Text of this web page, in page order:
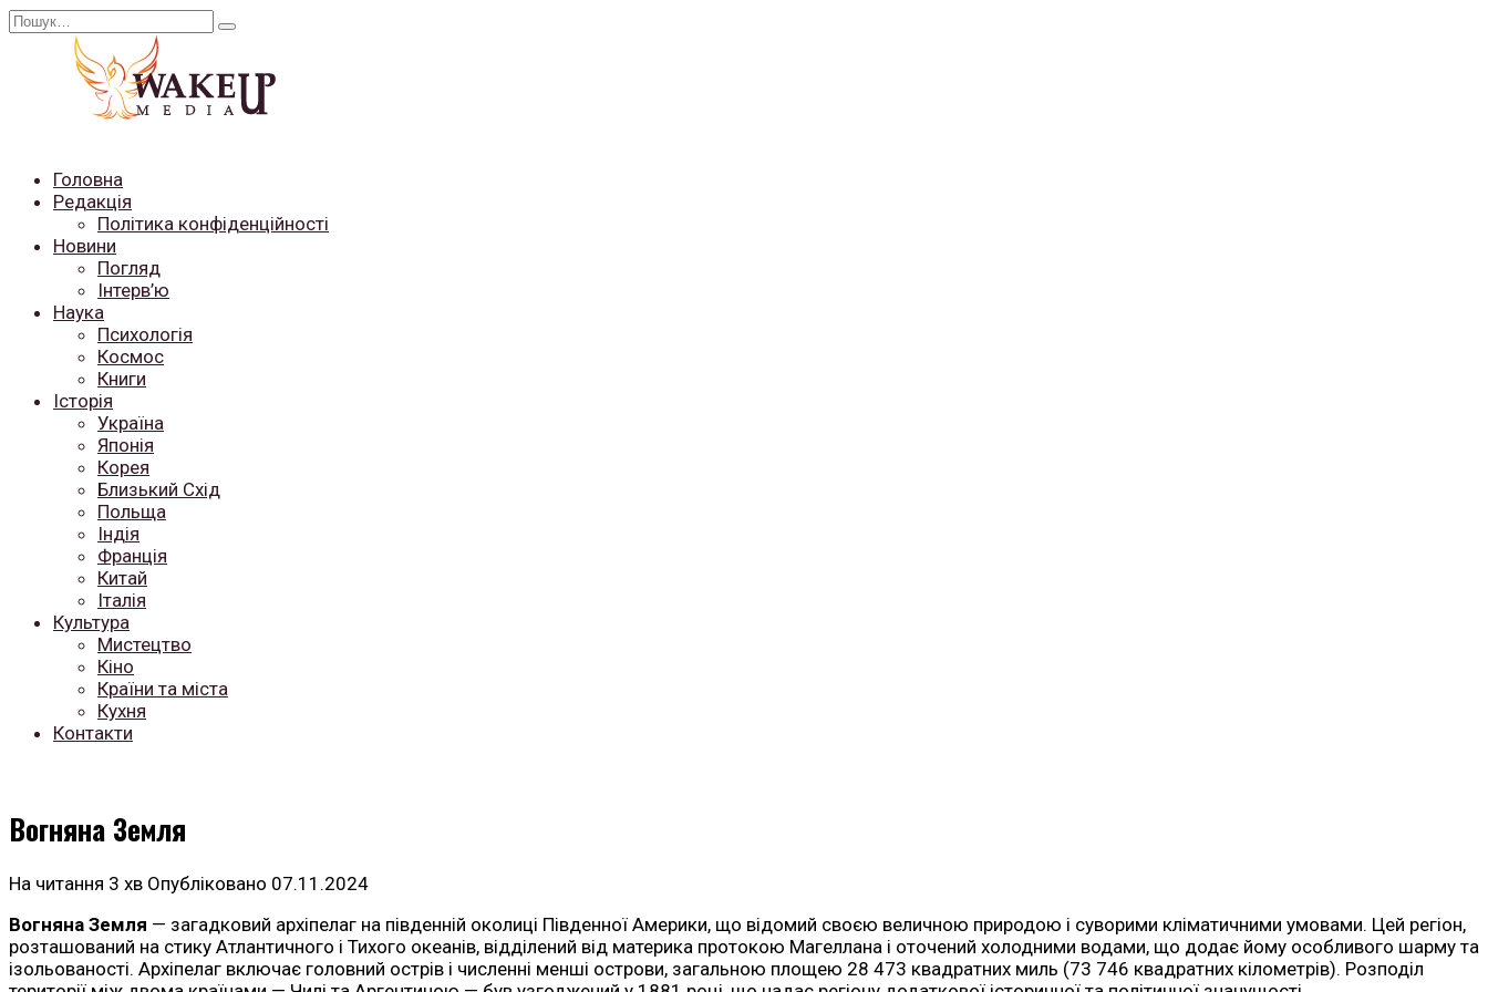
Перейти
Search
Головна
Редакція
Політика конфіденційності
Новини
Погляд
Інтерв’ю
Наука
Психологія
Космос
Книги
Історія
Україна
Японія
Корея
Близький Схід
Польща
Індія
Франція
Китай
Італія
Культура
Мистецтво
Кіно
Країни та міста
Кухня
Контакти
Вогняна Земля
На читання 3 хв Опубліковано 07.11.2024
Вогняна Земля — загадковий архіпелаг на південній околиці Південної Америки, що відомий своєю величною природою і суворими кліматичними умовами. Цей регіон,
розташований на стику Атлантичного і Тихого океанів, відділений від материка протокою Магеллана і оточений холодними водами, що додає йому особливого шарму та
ізольованості. Архіпелаг включає головний острів і численні менші острови, загальною площею 28 473 квадратних миль (73 746 квадратних кілометрів). Розподіл